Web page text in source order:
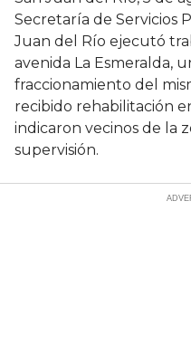
Secretaría de Servicios
Juan del Río ejecutó
avenida La Esmeralda,
fraccionamiento del
recibido rehabilitación
indicaron vecinos de la
supervisión.